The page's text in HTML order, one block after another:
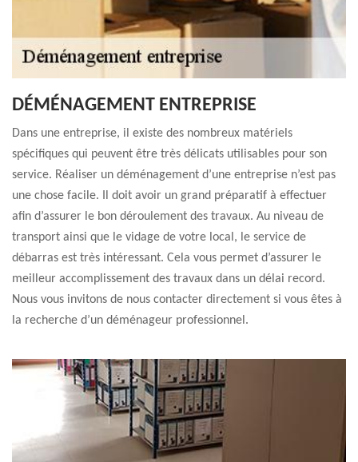
DÉMÉNAGEMENT ENTREPRISE
Dans une entreprise, il existe des nombreux matériels
spécifiques qui peuvent être très délicats utilisables pour son
service. Réaliser un déménagement d’une entreprise n’est pas
une chose facile. Il doit avoir un grand préparatif à effectuer
afin d’assurer le bon déroulement des travaux. Au niveau de
transport ainsi que le vidage de votre local, le service de
débarras est très intéressant. Cela vous permet d’assurer le
meilleur accomplissement des travaux dans un délai record.
Nous vous invitons de nous contacter directement si vous êtes à
la recherche d’un déménageur professionnel.